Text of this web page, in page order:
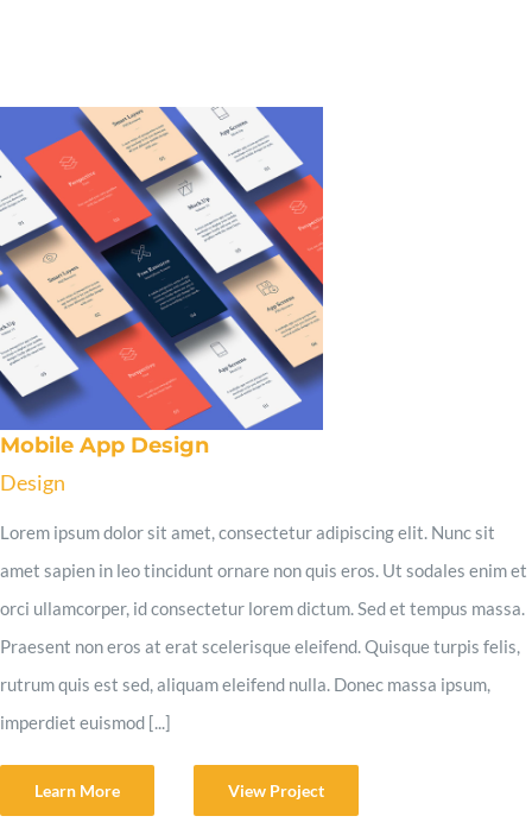
Mobile App Design
Design
Lorem ipsum dolor sit amet, consectetur adipiscing elit. Nunc sit
amet sapien in leo tincidunt ornare non quis eros. Ut sodales enim et
orci ullamcorper, id consectetur lorem dictum. Sed et tempus massa.
Praesent non eros at erat scelerisque eleifend. Quisque turpis felis,
rutrum quis est sed, aliquam eleifend nulla. Donec massa ipsum,
imperdiet euismod [...]
Learn More View Project